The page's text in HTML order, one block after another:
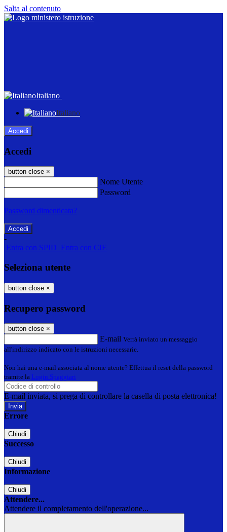
Salta al contenuto
Italiano
Italiano
Accedi
Accedi
button close ×
Nome Utente
Password
Password dimenticata?
-
Entra con SPID Entra con CIE
Seleziona utente
button close ×
Recupero password
button close ×
E-mail Verrà inviato un messaggio
all'indirizzo indicato con le istruzioni necessarie.
Non hai una e-mail associata al nome utente? Effettua il reset della password
tramite la Login Spaggiari
E-mail inviata, si prega di controllare la casella di posta elettronica!
Errore
Chiudi
Successo
Chiudi
Informazione
Chiudi
Attendere...
Attendere il completamento dell'operazione...